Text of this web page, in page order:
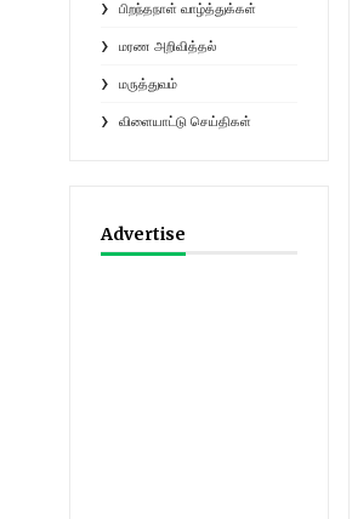
பிறந்தநாள் வாழ்த்துக்கள்
மரண அறிவித்தல்
மருத்துவம்
விளையாட்டு செய்திகள்
Advertise